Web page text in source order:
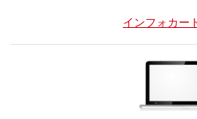
インフォカー